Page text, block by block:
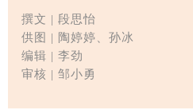
撰文 | 段思怡
供图 | 陶婷婷、孙冰
编辑 | 李劲
审核 | 邹小勇